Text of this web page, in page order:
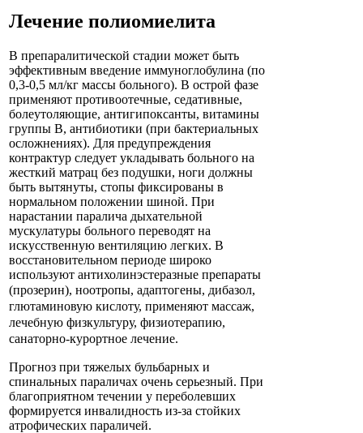
Лечение полиомиелита
В препаралитической стадии может быть
эффективным введение иммуноглобулина (по
0,3-0,5 мл/кг массы больного). В острой фазе
применяют противоотечные, седативные,
болеутоляющие, антигипоксанты, витамины
группы В, антибиотики (при бактериальных
осложнениях). Для предупреждения
контрактур следует укладывать больного на
жесткий матрац без подушки, ноги должны
быть вытянуты, стопы фиксированы в
нормальном положении шиной. При
нарастании паралича дыхательной
мускулатуры больного переводят на
искусственную вентиляцию легких. В
восстановительном периоде широко
используют антихолинэстеразные препараты
(прозерин), ноотропы, адаптогены, дибазол,
глютаминовую кислоту, применяют массаж,
лечебную физкультуру, физиотерапию,
санаторно-курортное лечение.
Прогноз при тяжелых бульбарных и
спинальных параличах очень серьезный. При
благоприятном течении у переболевших
формируется инвалидность из-за стойких
атрофических параличей.